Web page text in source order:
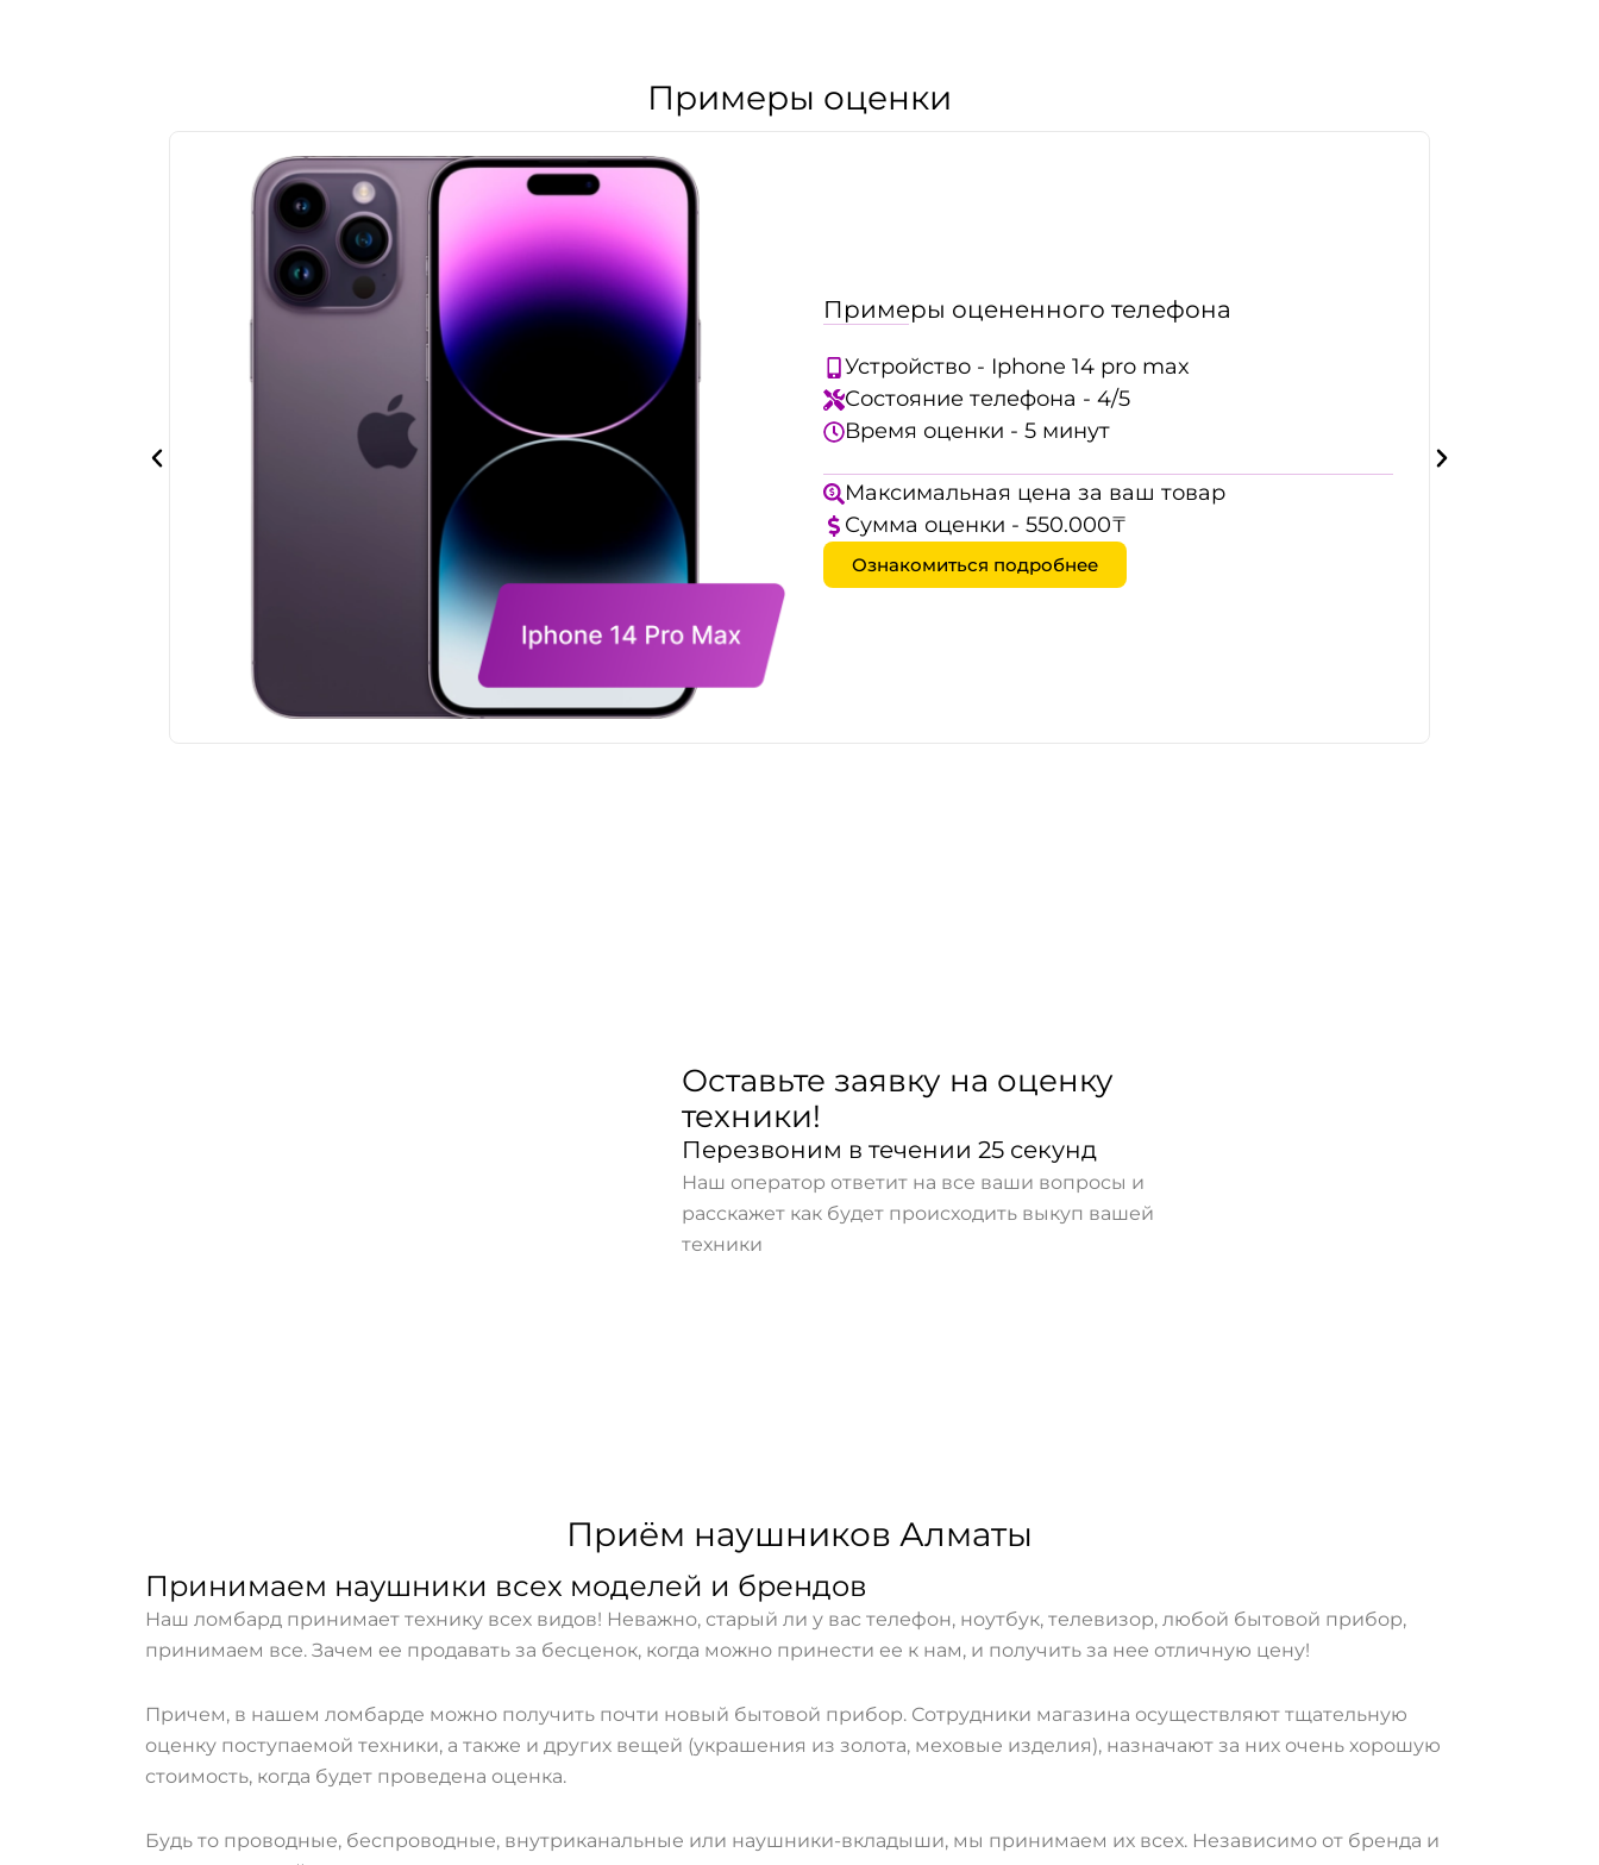
Примеры оценки
Примеры оцененного телефона
Устройство - Iphone 14 pro max
Состояние телефона - 4/5
Время оценки - 5 минут
Максимальная цена за ваш товар
Сумма оценки - 550.000₸
Ознакомиться подробнее
Оставьте заявку на оценку
техники!
Перезвоним в течении 25 секунд
Наш оператор ответит на все ваши вопросы и
расскажет как будет происходить выкуп вашей
техники
Приём наушников Алматы
Принимаем наушники всех моделей и брендов
Наш ломбард принимает технику всех видов! Неважно, старый ли у вас телефон, ноутбук, телевизор, любой бытовой прибор,
принимаем все. Зачем ее продавать за бесценок, когда можно принести ее к нам, и получить за нее отличную цену!
Причем, в нашем ломбарде можно получить почти новый бытовой прибор. Сотрудники магазина осуществляют тщательную
оценку поступаемой техники, а также и других вещей (украшения из золота, меховые изделия), назначают за них очень хорошую
стоимость, когда будет проведена оценка.
Будь то проводные, беспроводные, внутриканальные или наушники-вкладыши, мы принимаем их всех. Независимо от бренда и